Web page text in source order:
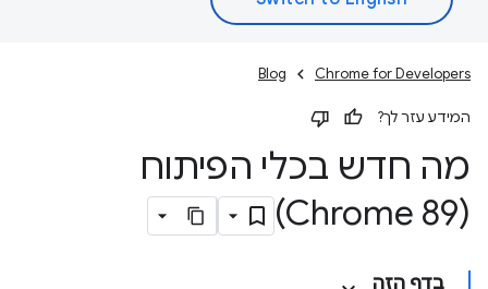
Chrome for Developers
Blog
המידע עזר לך?
מה חדש בכלי הפיתוח
(Chrome 89)
בדף הזה